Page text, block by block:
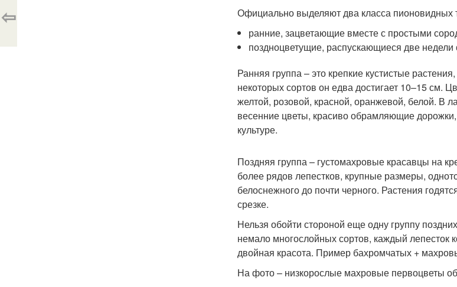
Официально выделяют два класса пионовидных
ранние, зацветающие вместе с простыми
поздноцветущие, распускающиеся две недели
Ранняя группа – это крепкие кустистые
некоторых сортов он едва достигает 10–15 см.
желтой, розовой, красной, оранжевой, белой. В
весенние цветы, красиво обрамляющие
культуре.
Поздняя группа – густомахровые красавцы на
более рядов лепестков, крупные размеры,
белоснежного до почти черного. Растения
срезке.
Нельзя обойти стороной еще одну группу
немало многослойных сортов, каждый лепесток
двойная красота. Пример бахромчатых +
На фото – низкорослые махровые первоцветы
⇦